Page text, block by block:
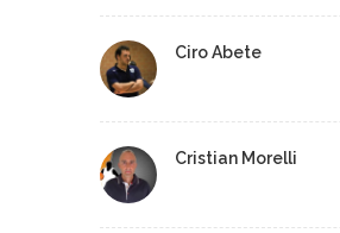
Ciro Abete
Cristian Morelli